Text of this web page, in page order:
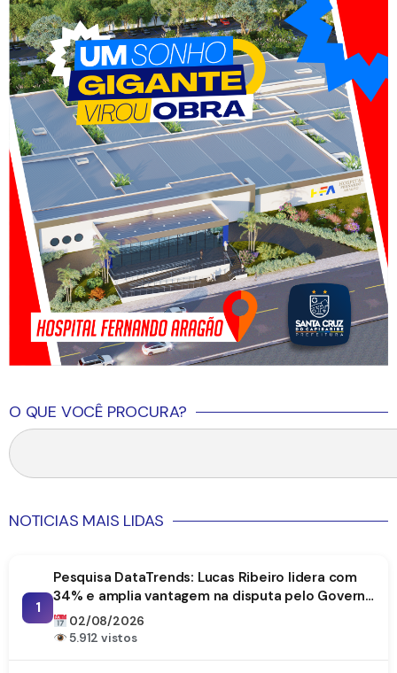
O QUE VOCÊ PROCURA?
NOTICIAS MAIS LIDAS
1
Pesquisa DataTrends: Lucas Ribeiro lidera com
34% e amplia vantagem na disputa pelo Governo
da Paraíba
02/08/2026
5.912 vistos